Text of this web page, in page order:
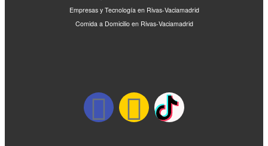
Empresas y Tecnología en Rivas-Vaciamadrid
Comida a Domicilio en Rivas-Vaciamadrid